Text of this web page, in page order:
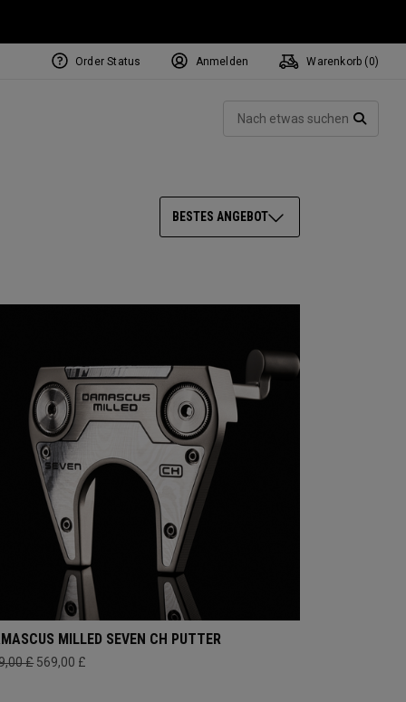
Order Status Anmelden Warenkorb ( 0)
BESTES ANGEBOT
MILLED SEVEN CH PUTTER
£ 569,00 £